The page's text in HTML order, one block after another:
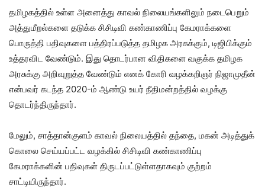
தமிழகத்தில் உள்ள அனைத்து காவல் நிலையங்களிலும் நடைபெறும்
அத்துமீறல்களை தடுக்க சிசிடிவி கண்காணிப்பு கேமராக்களை
பொருத்தி பதிவுகளை பத்திரப்படுத்த தமிழக அரசுக்கும், டிஜிபிக்கும்
உத்தரவிட வேண்டும். இது தொடர்பான விதிகளை வகுக்க தமிழக
அரசுக்கு அறிவுறுத்த வேண்டும் எனக் கோரி வழக்கறிஞர் நிஜாமுதீன்
என்பவர் கடந்த 2020-ம் ஆண்டு உயர் நீதிமன்றத்தில் வழக்கு
தொடர்ந்திருந்தார்.
மேலும், சாத்தான்குளம் காவல் நிலையத்தில் தந்தை, மகன் அடித்துக்
கொலை செய்யப்பட்ட வழக்கில் சிசிடிவி கண்காணிப்பு
கேமராக்களின் பதிவுகள் திருடப்பட்டுள்ளதாகவும் குற்றம்
சாட்டியிருந்தார்.